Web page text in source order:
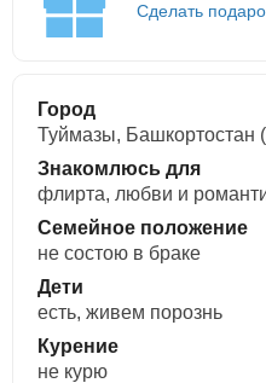
Сделать
Город
Туймазы, Башкортостан
Знакомлюсь для
флирта, любви и
Семейное положение
не состою в браке
Дети
есть, живем порознь
Курение
не курю